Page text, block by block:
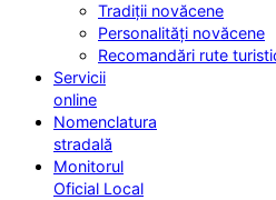
Tradiții novăcene
Personalități novăcene
Recomandări rute
Servicii
online
Nomenclatura
stradală
Monitorul
Oficial Local